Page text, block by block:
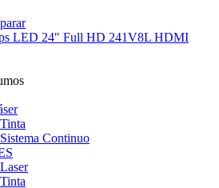
LED 24" Full HD 241V8L HDMI
Continuo